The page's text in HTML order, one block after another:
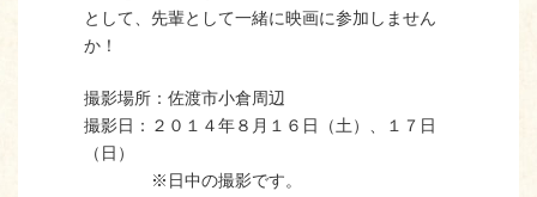
として、先輩として一緒に映画に参加しません
か！
撮影場所：佐渡市小倉周辺
撮影日：２０１４年８月１６日（土）、１７日
（日）
※日中の撮影です。